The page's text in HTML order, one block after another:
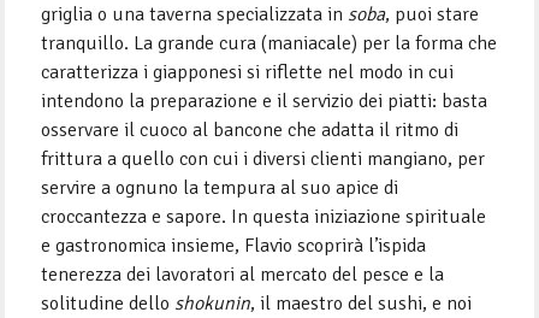
griglia o una taverna specializzata in soba, puoi stare
tranquillo. La grande cura (maniacale) per la forma che
caratterizza i giapponesi si riflette nel modo in cui
intendono la preparazione e il servizio dei piatti: basta
osservare il cuoco al bancone che adatta il ritmo di
frittura a quello con cui i diversi clienti mangiano, per
servire a ognuno la tempura al suo apice di
croccantezza e sapore. In questa iniziazione spirituale
e gastronomica insieme, Flavio scoprirà l’ispida
tenerezza dei lavoratori al mercato del pesce e la
solitudine dello shokunin, il maestro del sushi, e noi